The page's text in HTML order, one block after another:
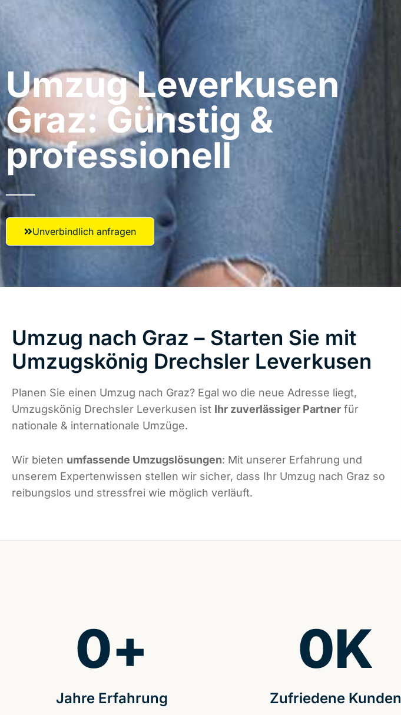
Umzug Leverkusen​
Graz: Günstig &
professionell​
Unverbindlich anfragen
Umzug nach Graz – Starten Sie mit
Umzugskönig Drechsler Leverkusen
Planen Sie einen Umzug nach Graz? Egal wo die neue Adresse liegt,
Umzugskönig Drechsler Leverkusen ist Ihr zuverlässiger Partner für
nationale & internationale Umzüge.
Wir bieten umfassende Umzugslösungen: Mit unserer Erfahrung und
unserem Expertenwissen stellen wir sicher, dass Ihr Umzug nach Graz so
reibungslos und stressfrei wie möglich verläuft.
Jahre Erfahrung
0+
Zufriedene Kunden
0K